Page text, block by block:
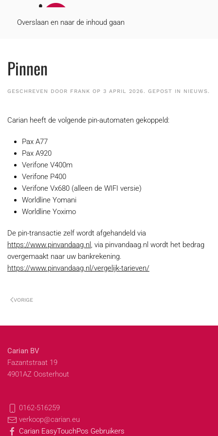
Overslaan en naar de inhoud gaan
Pinnen
GESCHREVEN DOOR FRANK OP 3 APRIL 2026 . GEPOST IN NIEUWS.
Carian heeft de volgende pin-automaten gekoppeld:
Pax A77
Pax A920
Verifone V400m
Verifone P400
Verifone Vx680 (alleen de WIFI versie)
Worldline Yomani
Worldline Yoximo
De pin-transactie zelf wordt afgehandeld via
https://www.pinvandaag.nl , via pinvandaag.nl wordt het bedrag
overgemaakt naar uw bankrekening.
https://www.pinvandaag.nl/vergelijk-tarieven/
VORIGE
Carian BV
Fazantstraat 19
4901AZ Oosterhout
0162-516259
verkoop@carian.eu
Carian EasyTouchPos Gebruikers